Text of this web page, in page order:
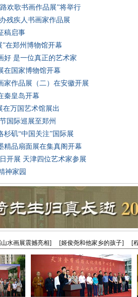
欢歌书画作品展”将举行
残疾人书画家作品展
稿启事
”在郑州博物馆开幕
好 是一位真正的艺术家
在国家博物馆开幕
家作品展（二）在安徽开展
秦皇岛开幕
在万国艺术馆展出
国际巡展至郑州
杉矶“中国关注”国际展
精品扇面展在集真阁开幕
开展 天津四位艺术家参展
神家园
水画展震撼亮相] [姬俊尧和他家乡的孩子] [